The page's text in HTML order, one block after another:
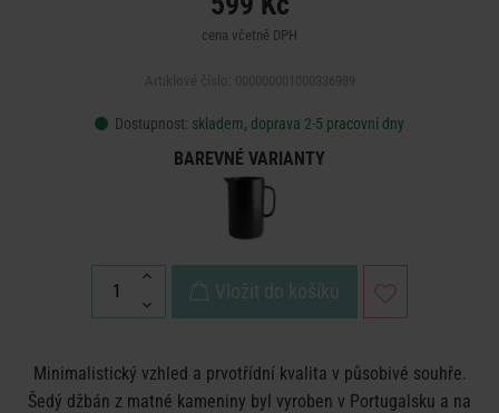
cena včetně DPH
Dostupnost: skladem, doprava 2-5 pracovní dny
BAREVNÉ VARIANTY
Vložit do košíku
Minimalistický vzhled a prvotřídní kvalita v působivé souhře.
Šedý džbán z matné kameniny byl vyroben v Portugalsku a na